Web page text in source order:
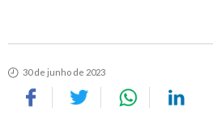
30 de junho de 2023